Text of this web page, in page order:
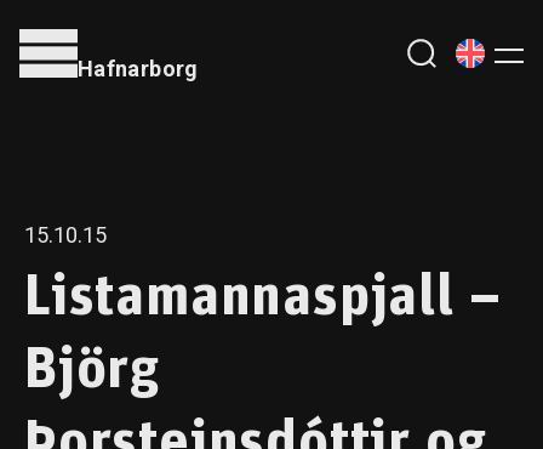
Hafnarborg
15.10.15
Listamannaspjall –
Björg